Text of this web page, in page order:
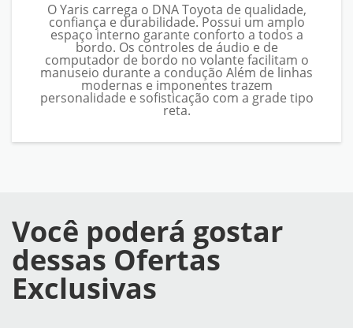
O Yaris carrega o DNA Toyota de qualidade,
confiança e durabilidade. Possui um amplo
espaço interno garante conforto a todos a
bordo. Os controles de áudio e de
computador de bordo no volante facilitam o
manuseio durante a condução Além de linhas
modernas e imponentes trazem
personalidade e sofisticação com a grade tipo
reta.
Você poderá gostar
dessas Ofertas
Exclusivas